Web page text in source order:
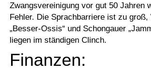
Zwangsvereinigung vor gut 50 Jahren
Fehler. Die Sprachbarriere ist zu groß,
„Besser-Ossis“ und Schongauer
liegen im ständigen Clinch.
Finanzen: